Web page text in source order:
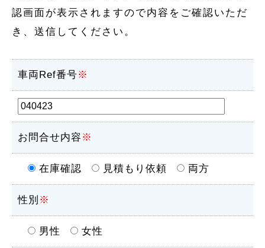
認画面が表示されますので内容をご確認いただ
き、送信してください。
車両Ref番号※
お問合せ内容 ※
在庫確認 見積もり依頼 両方
性別 ※
男性 女性